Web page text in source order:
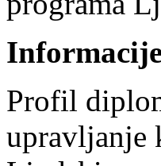
Profil
upravljanje